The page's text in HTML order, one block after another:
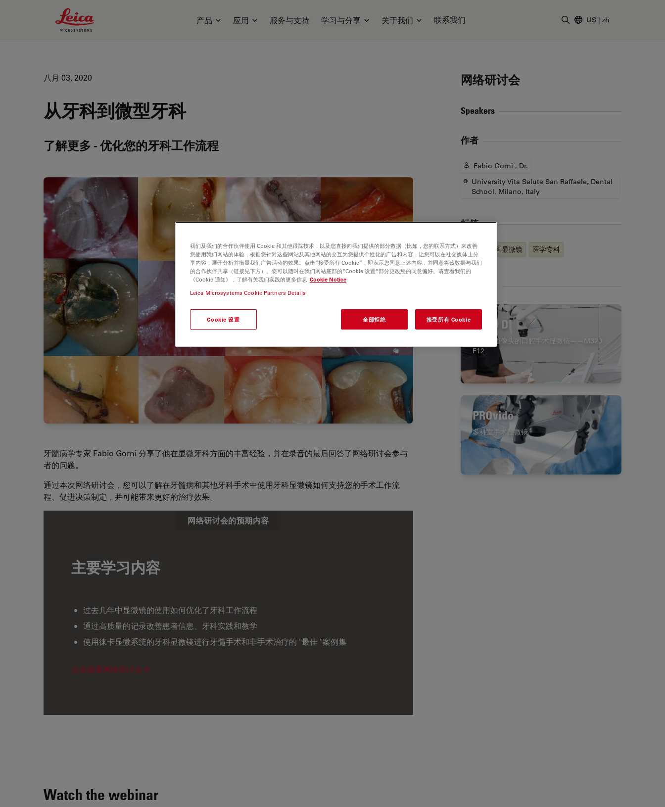
Leica Microsystems Logo
产品 应用 服务与支持 学习与分享 关于我们 联系我们 US | zh
八月 03, 2020
从牙科到微型牙科
了解更多 - 优化您的牙科工作流程
牙髓病学专家 Fabio Gorni 分享了他在显微牙科方面的丰富经验，并在录音的最后回答了网络研讨会参与
者的问题。
通过本次网络研讨会，您可以了解在牙髓病和其他牙科手术中使用牙科显微镜如何支持您的手术工作流
程、促进决策制定，并可能带来更好的治疗效果。
网络研讨会的预期内容
主要学习内容
过去几年中显微镜的使用如何优化了牙科工作流程
通过高质量的记录改善患者信息、牙科实践和教学
使用徕卡显微系统的牙科显微镜进行牙髓手术和非手术治疗的 "最佳 "案例集
点击观看网络研讨会
Watch the webinar
网络研讨会
Speakers
作者
Fabio Gorni , Dr.
University Vita Salute San Raffaele, Dental
School, Milano, Italy
标签
牙科 外科显微镜 医学专科
M320 D
内置4k摄像头的口腔手术显微镜——M320
F12
PROvido
多科室手术显微镜
我们及我们的合作伙伴使用 Cookie 和其他跟踪技术，以及您直接向我们提供的部分数据（比如，您的联系方式）来改善
您使用我们网站的体验，根据您针对这些网站及其他网站的交互为您提供个性化的广告和内容，让您可以在社交媒体上分
享内容，展开分析并衡量我们广告活动的效果。点击“接受所有 Cookie”，即表示您同意上述内容，并同意将该数据与我们
的合作伙伴共享（链接见下方）。您可以随时在我们网站底部的“Cookie 设置”部分更改您的同意偏好。请查看我们的
《Cookie 通知》，了解有关我们实践的更多信息 Cookie Notice
Leica Microsystems Cookie Partners Details
Cookie 设置 全部拒绝 接受所有 Cookie